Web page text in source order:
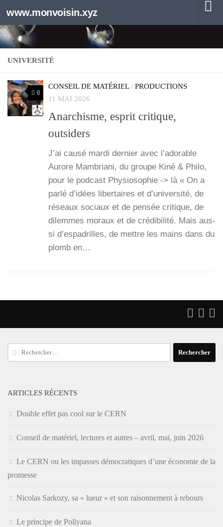
Au dessous du contenu
www.monvoisin.xyz
UNIVERSITÉ
0
CONSEIL DE MATÉRIEL/ PRODUCTIONS
11 MAI 2026
Anarchisme, esprit critique,
outsiders
J’ai cau­sé mar­di der­nier avec l’a­do­rable
Aurore Mam­bria­ni, du groupe Kiné & Phi­lo,
pour le pod­cast Phy­sio­so­phie -> là « On a
par­lé d’idées liber­taires et d’université, de
réseaux sociaux et de pen­sée cri­tique, de
dilemmes moraux et de cré­di­bi­li­té. Mais aus­
si d’espadrilles, de mettre les mains dans du
plomb en…
Rechercher :
ARTICLES RÉCENTS
Double effet pas cool sur le CERN
Conseil de matériel, lectures et autres – avril, mai, juin 2026
Le CERN ou les impasses démocratiques d’une économie de la
promesse
Nicolas Sarkozy, sa « lueur » et son raisonnement à rebours
Le principe de Pollyana